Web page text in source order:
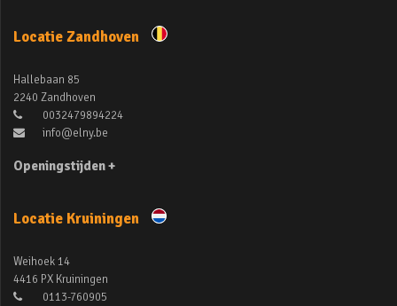
Locatie Zandhoven
Hallebaan 85
2240 Zandhoven
0032479894224
info@elny.be
Openingstijden +
Locatie Kruiningen
Weihoek 14
4416 PX Kruiningen
0113-760905